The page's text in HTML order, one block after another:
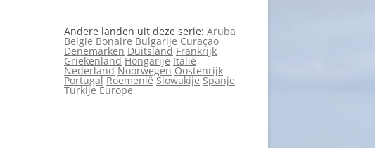
Andere landen uit deze serie: Aruba
België Bonaire Bulgarije Curaçao
Denemarken Duitsland Frankrijk
Griekenland Hongarije Italië
Nederland Noorwegen Oostenrijk
Portugal Roemenië Slowakije Spanje
Turkije Europe